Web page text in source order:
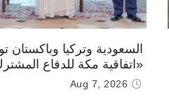
السعودية وتركيا وباكستان
«اتفاقية مكة للدفاع
Aug 7, 2026